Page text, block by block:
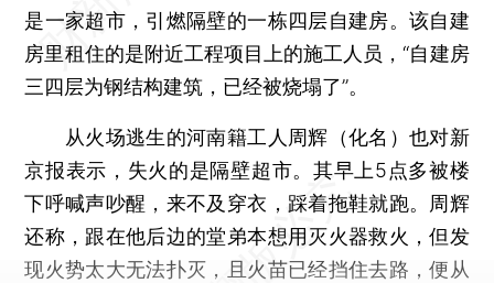
是一家超市，引燃隔壁的一栋四层自建房。该自建
房里租住的是附近工程项目上的施工人员，“自建房
三四层为钢结构建筑，已经被烧塌了”。
从火场逃生的河南籍工人周辉（化名）也对新
京报表示，失火的是隔壁超市。其早上5点多被楼
下呼喊声吵醒，来不及穿衣，踩着拖鞋就跑。周辉
还称，跟在他后边的堂弟本想用灭火器救火，但发
现火势太大无法扑灭，且火苗已经挡住去路，便从